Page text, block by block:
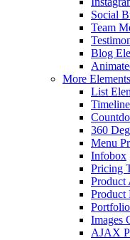
Social
Team
Blog
More Elements
List
Timeline
360
Menu
Infobox
Pricing
Product
Images
AJAX